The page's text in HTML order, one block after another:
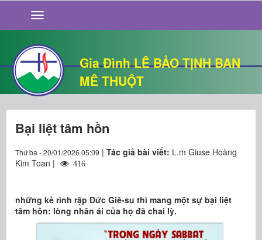
Gia Đình LÊ BẢO TỊNH BAN
MÊ THUỘT
GIỚI THIỆU
TIN TỨC
SỐNG ĐẠO
CHUYỆN NHÀ
QUÁN VĂN
THƯ GIÃN
Bại liệt tâm hồn
Thứ ba - 20/01/2026 05:09 | Tác giả bài viết: L.m Giuse Hoàng
Kim Toan |
416
những kẻ rình rập Đức Giê-su thì mang một sự bại liệt
tâm hồn: lòng nhân ái của họ đã chai lỳ.